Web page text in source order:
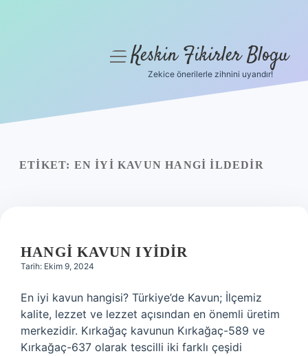
Yasal Uyarı
menüyüKeskin Fikirler Blogu
Zekice önerilerle zihnini uyandır!
ETIKET: EN IYI KAVUN HANGI ILDEDIR
HANGI KAVUN IYIDIR
Tarih: Ekim 9, 2024
En iyi kavun hangisi? Türkiye’de Kavun; İlçemiz
kalite, lezzet ve lezzet açısından en önemli üretim
merkezidir. Kırkağaç kavunun Kırkağaç-589 ve
Kırkağaç-637 olarak tescilli iki farklı çeşidi